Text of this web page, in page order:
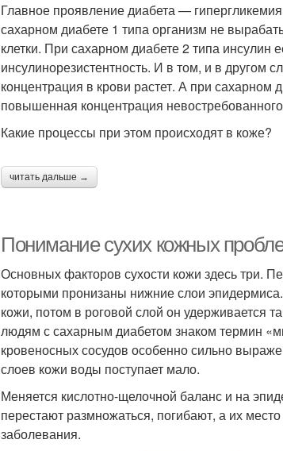
Главное проявление диабета —
сахарном диабете 1 типа организм не
клетки. При сахарном диабете 2 типа инсулин
инсулинорезистентность. И в том, и в другом
концентрация в крови растет. А при
повышенная концентрация
Какие процессы при этом происходят в коже?
читать дальше →
Понимание сухих кожных
Основных факторов сухости кожи здесь три.
которыми пронизаны нижние слои
кожи, потом в роговой слой он удерживается
людям с сахарным диабетом знаком термин
кровеносных сосудов особенно сильно
слоев кожи воды поступает мало.
Меняется кислотно-щелочной баланс и на
перестают размножаться, погибают, а их
заболевания.